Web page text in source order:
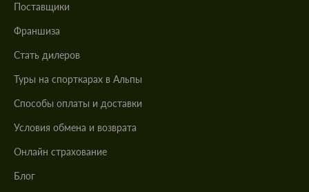
Поставщики
Франшиза
Стать дилеров
Туры на спорткарах в Альпы
Cпособы оплаты и доставки
Условия обмена и возврата
Онлайн страхование
Блог